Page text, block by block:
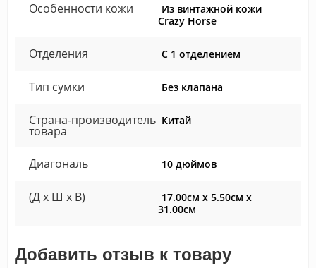
Особенности кожи
Из винтажной кожи
Crazy Horse
Отделения С 1 отделением
Тип сумки Без клапана
Страна-производитель
товара
Китай
Диагональ 10 дюймов
(Д x Ш x В)
17.00см x 5.50см x
31.00см
Добавить отзыв к товару